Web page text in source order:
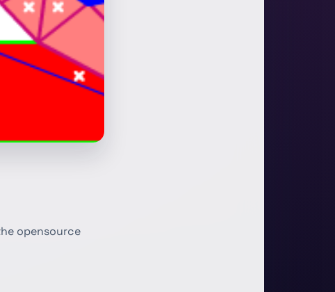
opensource